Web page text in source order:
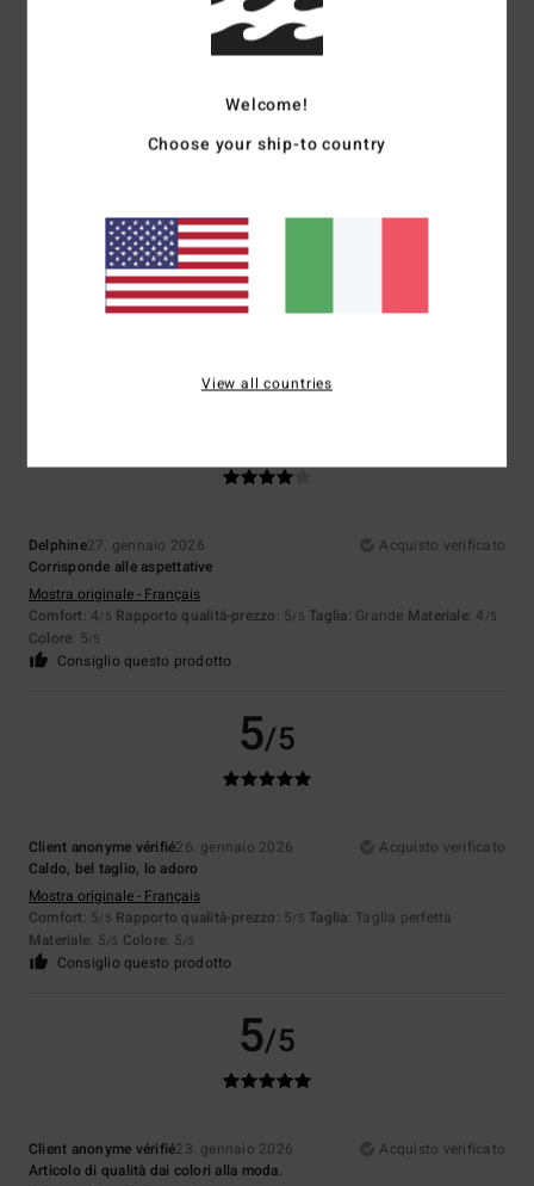
Rapporto qualità-prezzo: 5 /5 Taglia
5/5
Client anonyme vérifié8. febbraio 2026
Dolce e confortante
Mostra originale - Français
Delphine27. gennaio 2026
Acquisto verificato
Corrisponde alle aspettative
Mostra originale - Français
Comfort: 4/5 Rapporto qualità-prezzo: 5/5 Taglia: Grande Materiale: 4 /5
Colore: 5/5
Consiglio questo prodotto
5/5
Client anonyme vérifié26. gennaio 2026
Acquisto verificato
Caldo, bel taglio, lo adoro
Mostra originale - Français
Comfort: 5/5 Rapporto qualità-prezzo: 5/5 Taglia: Taglia perfetta
Materiale: 5/5 Colore: 5/5
Consiglio questo prodotto
5/5
Client anonyme vérifié23. gennaio 2026
Acquisto verificato
Articolo di qualità dai colori alla moda.
Welcome!
Choose your ship-to country
View all countries